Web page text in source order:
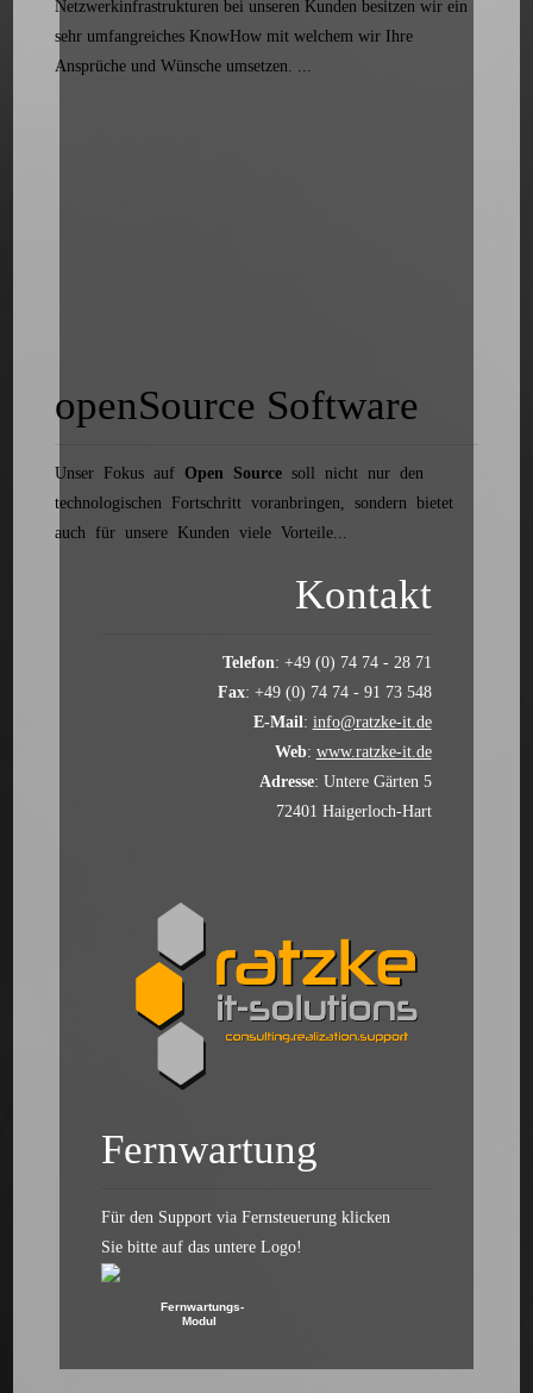
Netzwerkinfrastrukturen bei unseren Kunden besitzen wir ein
sehr umfangreiches KnowHow mit welchem wir Ihre
Ansprüche und Wünsche umsetzen. ...
openSource Software
Unser Fokus aufOpen Source soll nicht nur den
technologischen Fortschritt voranbringen, sondern bietet
auch für unsere Kunden viele Vorteile...
Kontakt
Telefon: +49 (0) 74 74 - 28 71
Fax: +49 (0) 74 74 - 91 73 548
E-Mail: info@ratzke-it.de
Web: www.ratzke-it.de
Adresse: Untere Gärten 5
72401 Haigerloch-Hart
Fernwartung
Für den Support via Fernsteuerung klicken
Sie bitte auf das untere Logo!
Fernwartungs-
Modul